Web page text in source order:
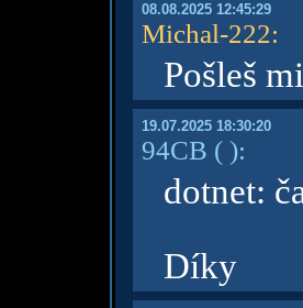
08.08.2025 12:45:29
Michal-222:
Pošleš
19.07.2025 18:30:20
94CB ( ):
dotnet:
Díky